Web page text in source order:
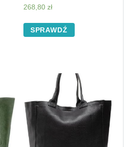
268,80 zł
SPRAWDŹ